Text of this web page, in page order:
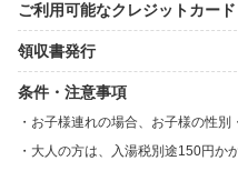
ご利用可能なクレジットカード
領収書発行
条件・注意事項
お子様連れの場合、お子様の性別
大人の方は、入湯税別途150円か